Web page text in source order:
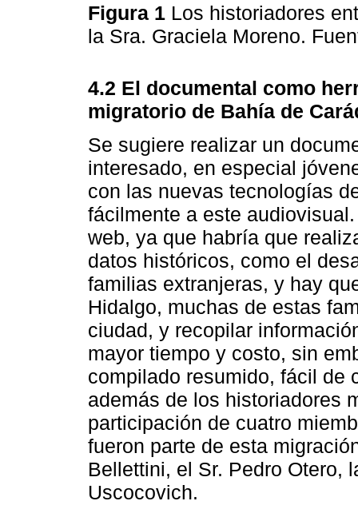
Figura 1 Los historiadores
la Sra. Graciela Moreno.
4.2 El documental como
migratorio de Bahía de
Se sugiere realizar un
interesado, en especial
con las nuevas tecnologías
fácilmente a este
web, ya que habría que
datos históricos, como el
familias extranjeras, y hay
Hidalgo, muchas de estas
ciudad, y recopilar
mayor tiempo y costo, sin
compilado resumido, fácil de
además de los historiadores
participación de cuatro
fueron parte de esta
Bellettini, el Sr. Pedro Otero,
Uscocovich.